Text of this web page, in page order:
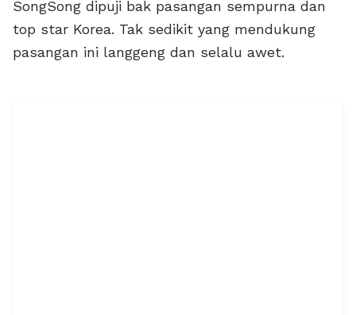
SongSong dipuji bak pasangan sempurna dan
top star Korea. Tak sedikit yang mendukung
pasangan ini langgeng dan selalu awet.